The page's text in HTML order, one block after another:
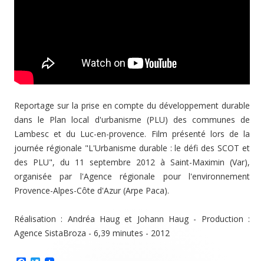
Reportage sur la prise en compte du développement durable
dans le Plan local d'urbanisme (PLU) des communes de
Lambesc et du Luc-en-provence. Film présenté lors de la
journée régionale "L'Urbanisme durable : le défi des SCOT et
des PLU", du 11 septembre 2012 à Saint-Maximin (Var),
organisée par l'Agence régionale pour l'environnement
Provence-Alpes-Côte d'Azur (Arpe Paca).
Réalisation : Andréa Haug et Johann Haug - Production :
Agence SistaBroza - 6,39 minutes - 2012